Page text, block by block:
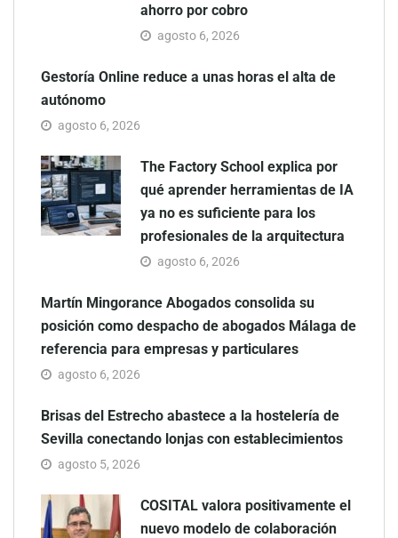
ahorro por cobro
agosto 6, 2026
Gestoría Online reduce a unas horas el alta de
autónomo
agosto 6, 2026
The Factory School explica por
qué aprender herramientas de IA
ya no es suficiente para los
profesionales de la arquitectura
agosto 6, 2026
Martín Mingorance Abogados consolida su
posición como despacho de abogados Málaga de
referencia para empresas y particulares
agosto 6, 2026
Brisas del Estrecho abastece a la hostelería de
Sevilla conectando lonjas con establecimientos
agosto 5, 2026
COSITAL valora positivamente el
nuevo modelo de colaboración